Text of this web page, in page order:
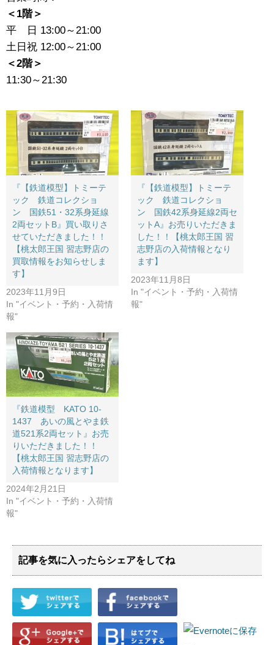
＜1階＞
平 日 13:00～21:00
土日祝 12:00～21:00
＜2階＞
11:30～21:30
『【鉄道模型】トミーテ
ック 鉄道コレクショ
ン 国鉄51・32系身延線
2両セットB』買い取りさ
せていただきました！！
【桃太郎王国 習志野店の
買取情報をお知らせしま
す】
2023年11月9日
In "イベント・予約・入荷情
報"
『【鉄道模型】トミーテ
ック 鉄道コレクショ
ン 国鉄42系身延線2両セ
ットA』お売りいただきま
した！！【桃太郎王国 習
志野店の入荷情報となり
ます】
2023年11月8日
In "イベント・予約・入荷情
報"
『鉄道模型 KATO 10-
1437 あいの風とやま鉄
道521系2両セット』お売
りいただきました！！
【桃太郎王国 習志野店の
入荷情報となります】
2024年2月21日
In "イベント・予約・入荷情
報"
記事を気に入ったらシェアをしてね